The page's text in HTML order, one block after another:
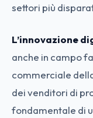
settori più
L’innovazione
anche in campo
commerciale
dei venditori di
fondamentale di